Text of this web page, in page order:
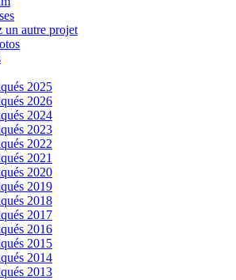
un autre projet
2025
2026
2024
2023
2022
2021
2020
2019
2018
2017
2016
2015
2014
2013